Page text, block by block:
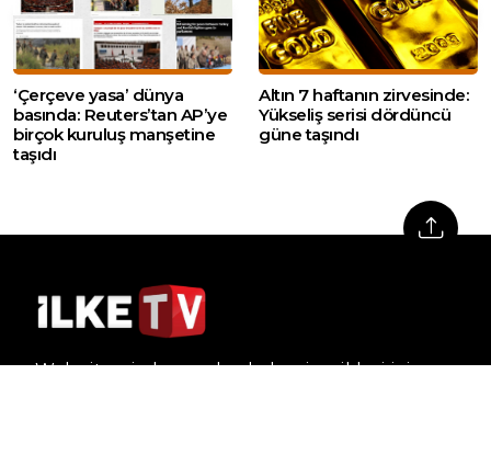
‘Çerçeve yasa’ dünya
basında: Reuters’tan AP’ye
birçok kuruluş manşetine
taşıdı
Altın 7 haftanın zirvesinde:
Yükseliş serisi dördüncü
güne taşındı
Web sitemizde yer alan haber içerikleri izin